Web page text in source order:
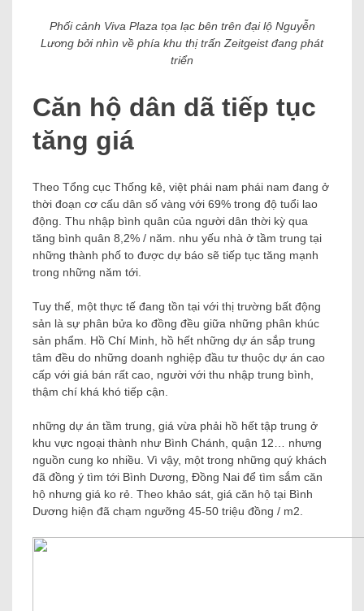
Phối cảnh Viva Plaza tọa lạc bên trên đại lộ Nguyễn
Lương bởi nhìn về phía khu thị trấn Zeitgeist đang phát
triển
Căn hộ dân dã tiếp tục
tăng giá
Theo Tổng cục Thống kê, việt phái nam phái nam đang ở
thời đoạn cơ cấu dân số vàng với 69% trong độ tuổi lao
động. Thu nhập bình quân của người dân thời kỳ qua
tăng bình quân 8,2% / năm. nhu yếu nhà ở tầm trung tại
những thành phố to được dự báo sẽ tiếp tục tăng mạnh
trong những năm tới.
Tuy thế, một thực tế đang tồn tại với thị trường bất động
sản là sự phân bửa ko đồng đều giữa những phân khúc
sản phẩm. Hồ Chí Minh, hồ hết những dự án sắp trung
tâm đều do những doanh nghiệp đầu tư thuộc dự án cao
cấp với giá bán rất cao, người với thu nhập trung bình,
thậm chí khá khó tiếp cận.
những dự án tầm trung, giá vừa phải hồ hết tập trung ở
khu vực ngoại thành như Bình Chánh, quận 12… nhưng
nguồn cung ko nhiều. Vì vậy, một trong những quý khách
đã đồng ý tìm tới Bình Dương, Đồng Nai để tìm sắm căn
hộ nhưng giá ko rẻ. Theo khảo sát, giá căn hộ tại Bình
Dương hiện đã chạm ngưỡng 45-50 triệu đồng / m2.